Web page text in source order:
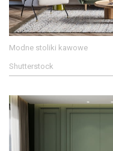
Modne stoliki kawowe
Shutterstock